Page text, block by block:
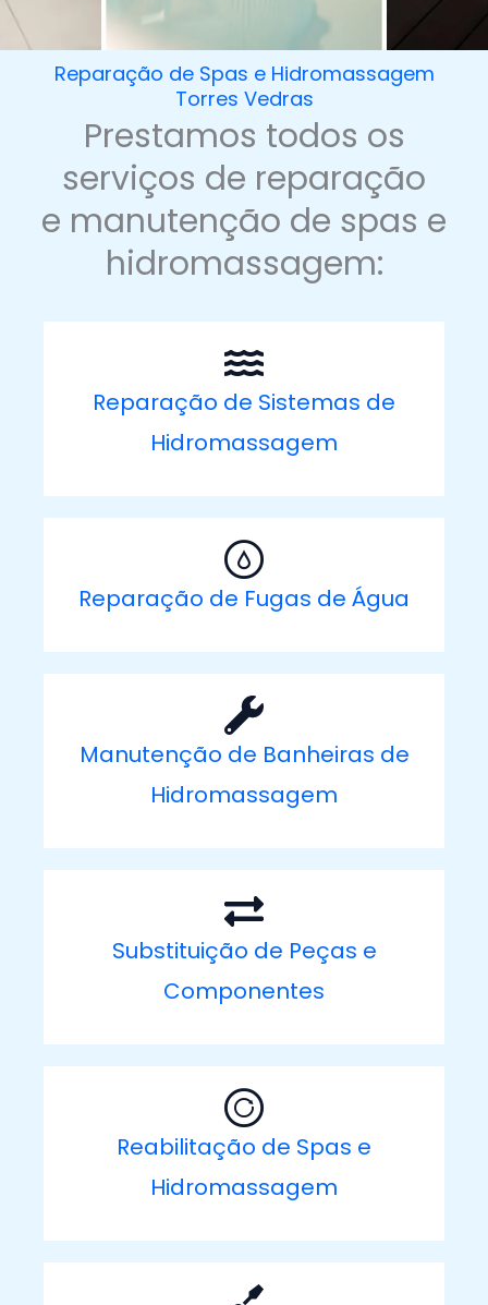
Reparação de Spas e Hidromassagem
Torres Vedras
Prestamos todos os
serviços de reparação
e manutenção de spas e
hidromassagem:
Reparação de Sistemas de
Hidromassagem
Reparação de Fugas de Água
Manutenção de Banheiras de
Hidromassagem
Substituição de Peças e
Componentes
Reabilitação de Spas e
Hidromassagem